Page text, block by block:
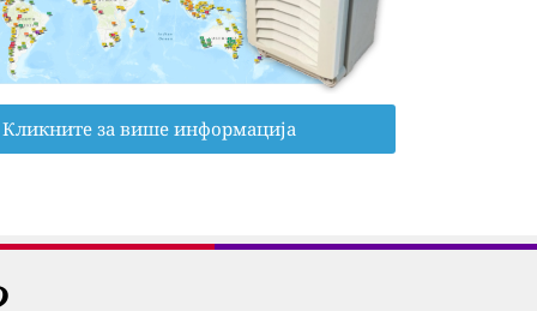
Кликните за више информација